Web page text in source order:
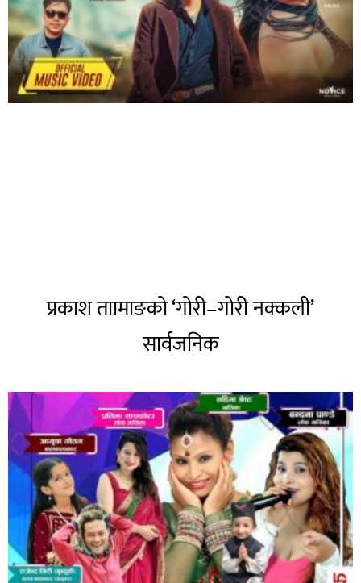
प्रकाश ताामाङको ‘गोरी–गोरी नक्कली’
सार्वजनिक